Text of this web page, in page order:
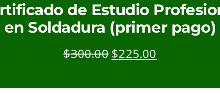
de Estudio
en Soldadura (primer pago)
$300.00 Original
price
$300.00.
$225.00
price
$225.00.